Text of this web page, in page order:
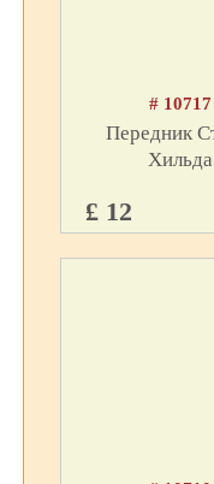
# 10717
Передник
Хильда
£ 12